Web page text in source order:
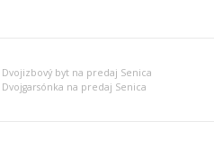
Dvojizbový byt na predaj Senica
Dvojgarsónka na predaj Senica